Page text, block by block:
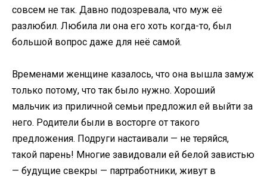
совсем не так. Давно подозревала, что муж её
разлюбил. Любила ли она его хоть когда-то, был
большой вопрос даже для неё самой.
Временами женщине казалось, что она вышла замуж
только потому, что так было нужно. Хороший
мальчик из приличной семьи предложил ей выйти за
него. Родители были в восторге от такого
предложения. Подруги настаивали — не теряйся,
такой парень! Многие завидовали ей белой завистью
— будущие свекры — партработники, живут в